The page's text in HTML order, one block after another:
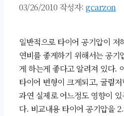
03/26/2010 작성자: gcarzon
일반적으로 타이어 공기압이 저
연비를 좋게하기 위해서는 공기
게 하는게 좋다고 알려져 있다.
타이어 변형이 크게되고, 굴림
과연 실제로 어느정도 영향이
다. 비교내용 타이어 공기압을